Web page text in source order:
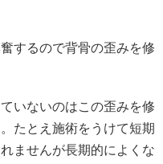
するので背骨の歪みを修
いないのはこの歪みを修
たとえ施術をうけて短期
ませんが長期的によくな